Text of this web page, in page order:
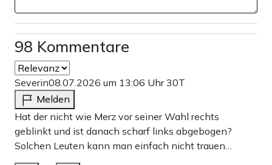
98 Kommentare
Severin08.07.2026 um 13:06 Uhr30T
Melden
Hat der nicht wie Merz vor seiner Wahl rechts
geblinkt und ist danach scharf links abgebogen?
Solchen Leuten kann man einfach nicht trauen…